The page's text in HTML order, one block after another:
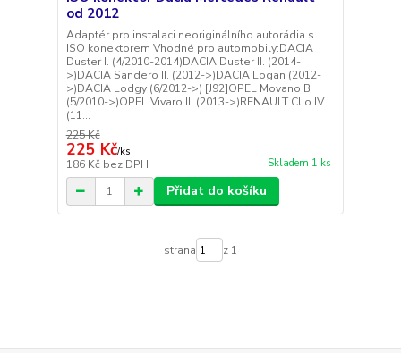
od 2012
Adaptér pro instalaci neoriginálního autorádia s
ISO konektorem Vhodné pro automobily:DACIA
Duster I. (4/2010-2014)DACIA Duster II. (2014-
>)DACIA Sandero II. (2012->)DACIA Logan (2012-
>)DACIA Lodgy (6/2012->) [J92]OPEL Movano B
(5/2010->)OPEL Vivaro II. (2013->)RENAULT Clio IV.
(11...
225 Kč
225 Kč/ks
186 Kč bez DPH Skladem 1 ks
Přidat do košíku
strana z 1